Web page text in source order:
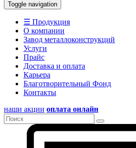
Toggle navigation
☰ Продукция
О компании
Завод металлоконструкций
Услуги
Прайс
Доставка и оплата
Карьера
Благотворительный Фонд
Контакты
наши акции оплата онлайн